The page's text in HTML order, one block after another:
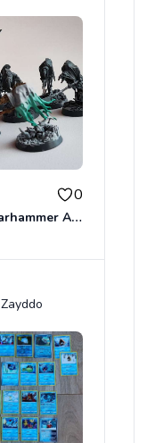
0
Figurine Warhammer AOS
Zayddo